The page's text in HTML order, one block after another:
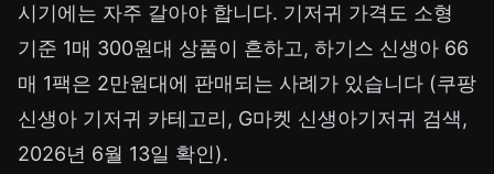
시기에는 자주 갈아야 합니다. 기저귀 가격도 소형
기준 1매 300원대 상품이 흔하고, 하기스 신생아 66
매 1팩은 2만원대에 판매되는 사례가 있습니다 (쿠팡
신생아 기저귀 카테고리, G마켓 신생아기저귀 검색,
2026년 6월 13일 확인).